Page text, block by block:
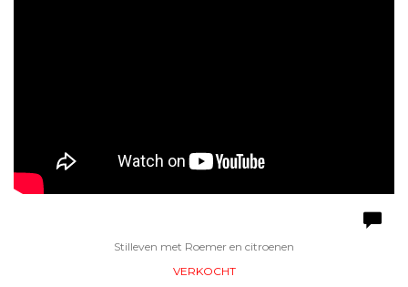
Stilleven met Roemer en citroenen
VERKOCHT